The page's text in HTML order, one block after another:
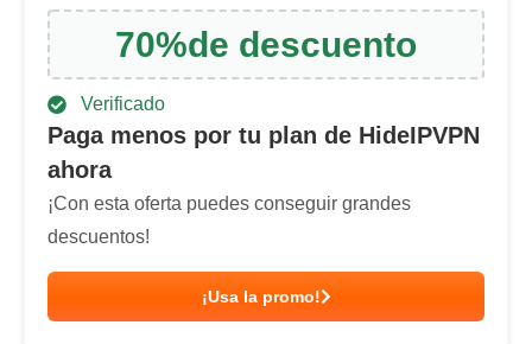
70%de descuento
Verificado
Paga menos por tu plan de HideIPVPN
ahora
¡Con esta oferta puedes conseguir grandes
descuentos!
¡Usa la promo!